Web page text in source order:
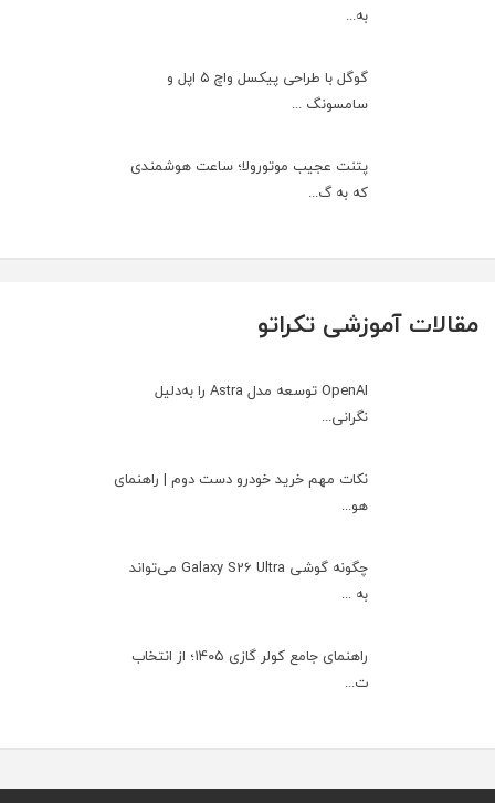
به‌...
گوگل با طراحی پیکسل واچ ۵ اپل و
سامسونگ ...
پتنت عجیب موتورولا؛ ساعت هوشمندی
که به گ...
مقالات آموزشی تکراتو
OpenAI توسعه مدل Astra را به‌دلیل
نگرانی...
نکات مهم خرید خودرو دست دوم | راهنمای
هو...
چگونه گوشی Galaxy S26 Ultra می‌تواند
به ...
راهنمای جامع کولر گازی ۱۴۰۵؛ از انتخاب
ت...